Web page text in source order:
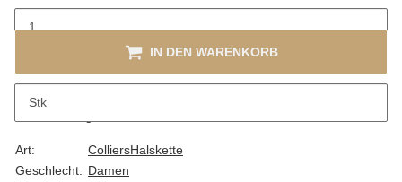
Stk
IN DEN WARENKORB
Art: ColliersHalskette
Geschlecht: Damen